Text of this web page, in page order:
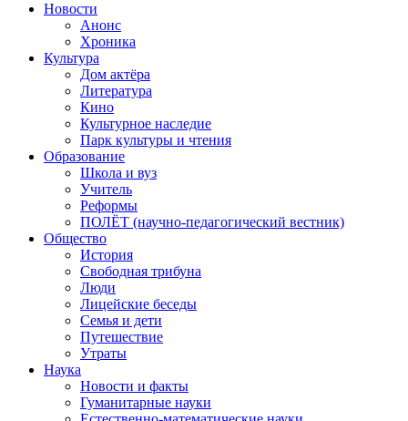
Новости
Анонс
Хроника
Культура
Дом актёра
Литература
Кино
Культурное наследие
Парк культуры и чтения
Образование
Школа и вуз
Учитель
Реформы
ПОЛЁТ (научно-педагогический вестник)
Общество
История
Свободная трибуна
Люди
Лицейские беседы
Семья и дети
Путешествие
Утраты
Наука
Новости и факты
Гуманитарные науки